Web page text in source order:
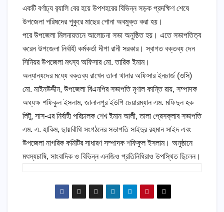
একটি বর্ণাঢ্য র‌্যালি বের হয়ে উপশহরের বিভিন্ন সড়ক প্রদক্ষিণ শেষে
উপজেলা পরিষদের পুকুরে মাছের পোনা অবমুক্ত করা হয়।
পরে উপজেলা মিলনায়তনে আলোচনা সভা অনুষ্ঠিত হয়। এতে সভাপতিত্ব
করেন উপজেলা নির্বাহী কর্মকর্তা দীপা রানী সরকার। স্বাগত বক্তব্য দেন
সিনিয়র উপজেলা মৎস্য অফিসার মো. তারিক ইমাম।
অন্যান্যদের মধ্যে বক্তব্য রাখেন তালা থানার অফিসার ইনচার্জ (ওসি)
মো. মাইনউদ্দীন, উপজেলা বিএনপির সভাপতি মৃণাল কান্তি রায়, সম্পাদক
অধ্যক্ষ শফিকুল ইসলাম, জালালপুর ইউপি চেয়ারম্যান এম. মফিদুল হক
লিটু, সাস-এর নির্বাহী পরিচালক শেখ ইমান আলী, তালা প্রেসক্লাব সভাপতি
এম. এ. হাকিম, ছায়াবীথি সংগঠনের সভাপতি সাইদুর রহমান সাইদ এবং
উপজেলা নাগরিক কমিটির সাধারণ সম্পাদক শফিকুল ইসলাম। অনুষ্ঠানে
মৎস্যচাষি, সাংবাদিক ও বিভিন্ন এনজিও প্রতিনিধিরাও উপস্থিত ছিলেন।